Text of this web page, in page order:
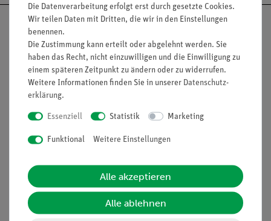
Nach oben
Informationen
Projekte und Lösungen
Presse
Stellenangebote
Service
Beratung & Showroom
Inventarisierungs- &
Die Datenverarbeitung erfolgt erst durch gesetzte Cookies.
Wir teilen Daten mit Dritten, die wir in den Einstellungen
benennen.
Die Zustimmung kann erteilt oder abgelehnt werden. Sie
haben das Recht, nicht einzuwilligen und die Einwilligung zu
einem späteren Zeitpunkt zu ändern oder zu widerrufen.
Weitere Informationen finden Sie in unserer Daten­schutz­
erklärung.
Essenziell Statistik Marketing
Funktional Weitere Einstellungen
Alle akzeptieren
Alle ablehnen